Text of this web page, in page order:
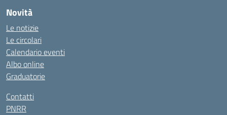
Novità
Le notizie
Le circolari
Calendario eventi
Albo online
Graduatorie
Contatti
PNRR